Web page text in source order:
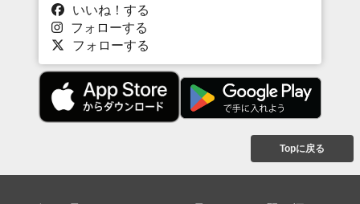
いいね！する
フォローする
フォローする
Topに戻る